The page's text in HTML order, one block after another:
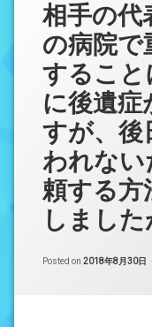
投稿記事一覧
アクセス
法律を勉強しよう
司法書士資格者・
相手の代
の病院で
すること
に後遺
すが、後
われない
頼する方
しました
Posted on 2018年8月30日